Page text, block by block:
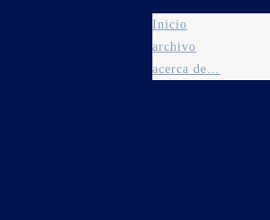
Inicio
archivo
acerca de…